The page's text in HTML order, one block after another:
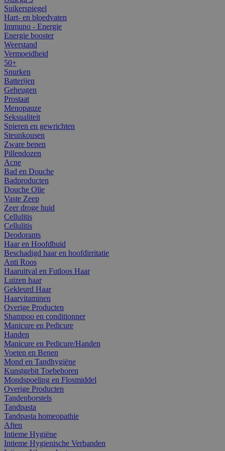
Suikerspiegel
Hart- en bloedvaten
Immuno - Energie
Energie booster
Weerstand
Vermoeidheid
50+
Snurken
Batterijen
Geheugen
Prostaat
Menopauze
Seksualiteit
Spieren en gewrichten
Steunkousen
Zware benen
Pillendozen
Acne
Bad en Douche
Badproducten
Douche Olie
Vaste Zeep
Zeer droge huid
Cellulitis
Cellulitis
Deodorants
Haar en Hoofdhuid
Beschadigd haar en hoofdirritatie
Anti Roos
Haaruitval en Futloos Haar
Luizen haar
Gekleurd Haar
Haarvitaminen
Overige Producten
Shampoo en conditionner
Manicure en Pedicure
Handen
Manicure en Pedicure/Handen
Voeten en Benen
Mond en Tandhygiëne
Kunstgebit Toebehoren
Mondspoeling en Flosmiddel
Overige Producten
Tandenborstels
Tandpasta
Tandpasta homeopathie
Aften
Intieme Hygiëne
Intieme Hygienische Verbanden